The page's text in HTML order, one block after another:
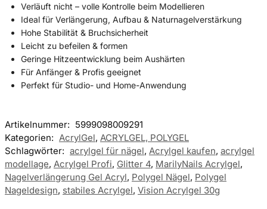
Verläuft nicht – volle Kontrolle beim Modellieren
Ideal für Verlängerung, Aufbau & Naturnagelverstärkung
Hohe Stabilität & Bruchsicherheit
Leicht zu befeilen & formen
Geringe Hitzeentwicklung beim Aushärten
Für Anfänger & Profis geeignet
Perfekt für Studio- und Home-Anwendung
Artikelnummer: 5999098009291
Kategorien: AcrylGel, ACRYLGEL, POLYGEL
Schlagwörter: acrylgel für nägel, Acrylgel kaufen, acrylgel
modellage, Acrylgel Profi, Glitter 4, MarilyNails Acrylgel,
Nagelverlängerung Gel Acryl, Polygel Nägel, Polygel
Nageldesign, stabiles Acrylgel, Vision Acrylgel 30g